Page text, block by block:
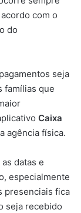
com o
do
seja
famílias que
Caixa
agência física.
datas e
especialmente
presenciais fica
seja recebido